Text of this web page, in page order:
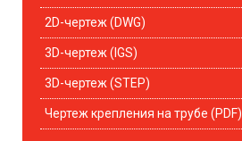
2D-чертеж (DWG)
3D-чертеж (IGS)
3D-чертеж (STEP)
Чертеж крепления на трубе (PDF)